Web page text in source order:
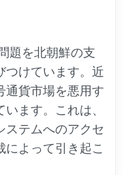
題を北朝鮮の支
つけています。近
通貨市場を悪用す
ます。これは、
ステムへのアクセ
によって引き起こ